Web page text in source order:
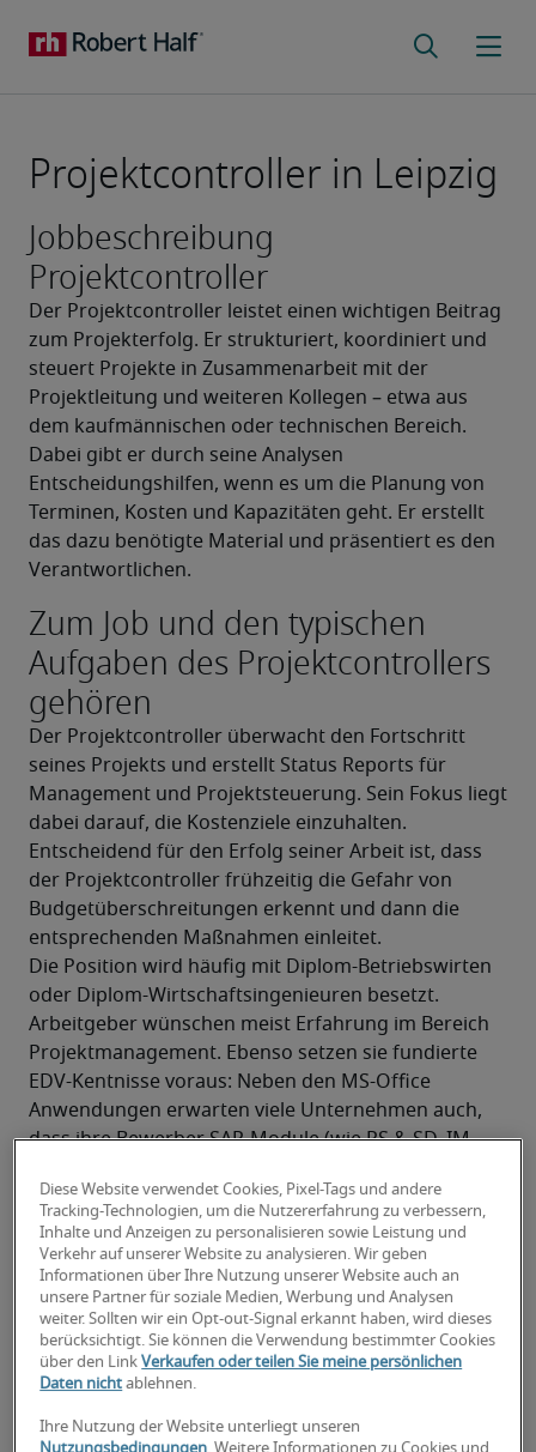
Projektcontroller in Leipzig
Jobbeschreibung
Projektcontroller
Der Projektcontroller leistet einen wichtigen Beitrag
zum Projekterfolg. Er strukturiert, koordiniert und
steuert Projekte in Zusammenarbeit mit der
Projektleitung und weiteren Kollegen – etwa aus
dem kaufmännischen oder technischen Bereich.
Dabei gibt er durch seine Analysen
Entscheidungshilfen, wenn es um die Planung von
Terminen, Kosten und Kapazitäten geht. Er erstellt
das dazu benötigte Material und präsentiert es den
Verantwortlichen.
Zum Job und den typischen
Aufgaben des Projektcontrollers
gehören
Der Projektcontroller überwacht den Fortschritt
seines Projekts und erstellt Status Reports für
Management und Projektsteuerung. Sein Fokus liegt
dabei darauf, die Kostenziele einzuhalten.
Entscheidend für den Erfolg seiner Arbeit ist, dass
der Projektcontroller frühzeitig die Gefahr von
Budgetüberschreitungen erkennt und dann die
entsprechenden Maßnahmen einleitet.
Die Position wird häufig mit Diplom-Betriebswirten
oder Diplom-Wirtschaftsingenieuren besetzt.
Arbeitgeber wünschen meist Erfahrung im Bereich
Projektmanagement. Ebenso setzen sie fundierte
EDV-Kentnisse voraus: Neben den MS-Office
Anwendungen erwarten viele Unternehmen auch,
dass ihre Bewerber SAP-Module (wie PS & SD, IM
Der Projektcontroller sollte überzeugend und
durchsetzungsstark verhandeln, sich aber auch
durch seine Teamfähigkeit auszeichnen.
Der Projektcontroller überzeugt durch seinen
eigenverantwortlichen Arbeitsstil. Wichtig für
erfolgreiches Arbeiten ist, dass er über ein
weitreichendes Verständnis von kaufmännischen
Häufig werden zudem gute bis sehr gute
Diese Website verwendet Cookies, Pixel-Tags und andere
Tracking-Technologien, um die Nutzererfahrung zu verbessern,
Inhalte und Anzeigen zu personalisieren sowie Leistung und
Verkehr auf unserer Website zu analysieren. Wir geben
Informationen über Ihre Nutzung unserer Website auch an
unsere Partner für soziale Medien, Werbung und Analysen
weiter. Sollten wir ein Opt-out-Signal erkannt haben, wird dieses
berücksichtigt. Sie können die Verwendung bestimmter Cookies
über den LinkVerkaufen oder teilen Sie meine persönlichen
Daten nicht ablehnen.
Ihre Nutzung der Website unterliegt unseren